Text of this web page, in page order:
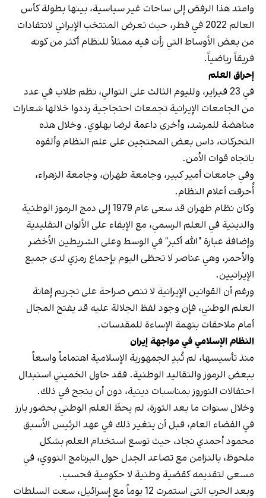
وامتد هذا الرفض إلى ساحات غير سياسية، بينها بطولة كأس
العالم 2022 في قطر، حيث تعرض المنتخب الإيراني لانتقادات
من بعض الأوساط التي رأت فيه ممثلاً للنظام أكثر من كونه
فريقاً رياضياً.
إحراق العلم
في 23 فبراير، ولليوم الثالث على التوالي، نظم طلاب في عدد
من الجامعات الإيرانية تجمعات احتجاجية رددوا خلالها شعارات
مناهضة للمرشد، وأخرى داعمة لرضا بهلوي. وخلال هذه
التحركات، داس بعض المحتجين على علم النظام وألقوه
باتجاه قوات الأمن.
وفي جامعات أمير كبير، وجامعة طهران، وجامعة الزهراء،
أُحرقت أعلام النظام.
وكان نظام طهران قد سعى عام 1979 إلى دمج الرموز الوطنية
والدينية في العلم الرسمي، مع الإبقاء على الألوان التقليدية
وإضافة عبارة "الله أكبر" في الوسط وعلى الشريطين الأخضر
والأحمر، وهي عناصر لا تحظى اليوم بإجماع رمزي لدى جميع
الإيرانيين.
ورغم أن القوانين الإيرانية لا تنص صراحة على تجريم إهانة
العلم الوطني، فإن وجود لفظ الجلالة عليه قد يفتح المجال
أمام ملاحقات بتهمة الإساءة للمقدسات.
النظام الإسلامي في مواجهة إيران
منذ تأسيسها، لم تُبدِ الجمهورية الإسلامية اهتماماً واسعاً
ببعض الرموز والتقاليد الوطنية. فقد حاول الخميني استبدال
احتفالات النوروز بمناسبات دينية، دون أن ينجح في ذلك.
وخلال سنوات ما بعد الثورة، لم يحظَ العلم الوطني بحضور بارز
في الفضاء العام، قبل أن يتغير ذلك في عهد الرئيس الأسبق
محمود أحمدي‌ نجاد، حيث توسع استخدام العلم بشكل
ملحوظ، بالتزامن مع تصاعد الجدل حول البرنامج النووي، في
مسعى لتقديمه كقضية وطنية لا حكومية فحسب.
وبعد الحرب التي استمرت 12 يوماً مع إسرائيل، سعت السلطات